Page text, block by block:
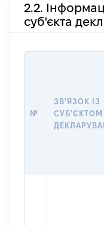
2.2.
суб'єкта
№
ЗВ'ЯЗОК ІЗ
СУБ'ЄКТОМ